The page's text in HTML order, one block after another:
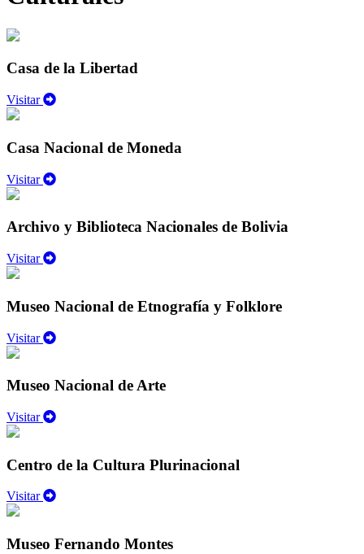
Casa de la Libertad
Visitar
Casa Nacional de Moneda
Visitar
Archivo y Biblioteca Nacionales de Bolivia
Visitar
Museo Nacional de Etnografía y Folklore
Visitar
Museo Nacional de Arte
Visitar
Centro de la Cultura Plurinacional
Visitar
Museo Fernando Montes